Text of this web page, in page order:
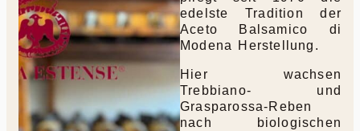
edelste Tradition der
Aceto Balsamico di
Modena Herstellung.
Hier wachsen
Trebbiano- und
Grasparossa-Reben
nach biologischen